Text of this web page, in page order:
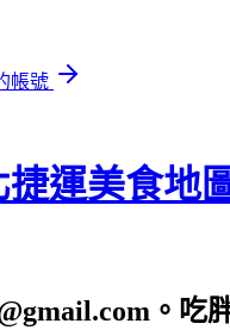
帳號
捷運美食地
。吃